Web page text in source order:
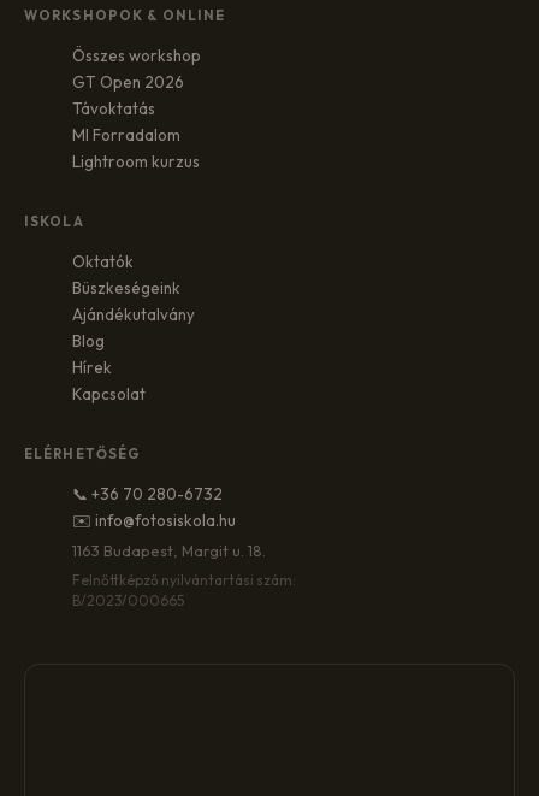
WORKSHOPOK & ONLINE
Összes workshop
GT Open 2026
Távoktatás
MI Forradalom
Lightroom kurzus
ISKOLA
Oktatók
Büszkeségeink
Ajándékutalvány
Blog
Hírek
Kapcsolat
ELÉRHETŐSÉG
📞 +36 70 280-6732
✉️ info@fotosiskola.hu
1163 Budapest, Margit u. 18.
Felnőttképző nyilvántartási szám:
B/2023/000665